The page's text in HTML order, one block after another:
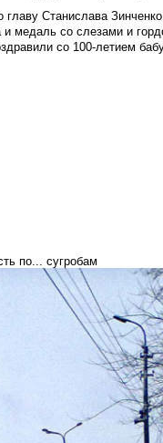
Станислава Зинченко
и медаль со слезами и
со 100-летием
по... сугробам